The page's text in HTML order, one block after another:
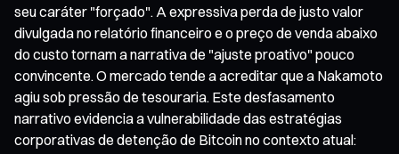
seu caráter "forçado". A expressiva perda de justo valor
divulgada no relatório financeiro e o preço de venda abaixo
do custo tornam a narrativa de "ajuste proativo" pouco
convincente. O mercado tende a acreditar que a Nakamoto
agiu sob pressão de tesouraria. Este desfasamento
narrativo evidencia a vulnerabilidade das estratégias
corporativas de detenção de Bitcoin no contexto atual: